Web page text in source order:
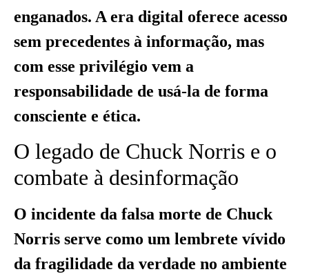
enganados. A era digital oferece acesso
sem precedentes à informação, mas
com esse privilégio vem a
responsabilidade de usá-la de forma
consciente e ética.
O legado de Chuck Norris e o
combate à desinformação
O incidente da falsa morte de Chuck
Norris serve como um lembrete vívido
da fragilidade da verdade no ambiente